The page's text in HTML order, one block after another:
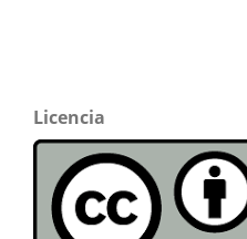
Licencia